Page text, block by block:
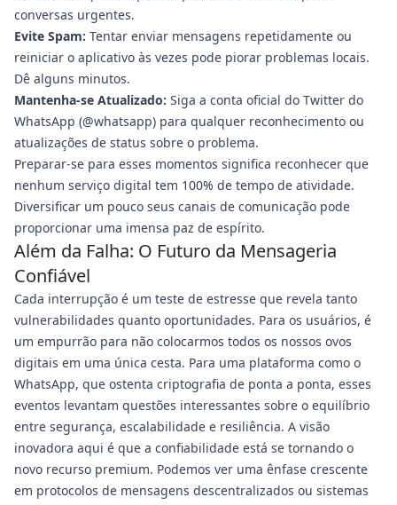
conversas urgentes.
Evite Spam: Tentar enviar mensagens repetidamente ou
reiniciar o aplicativo às vezes pode piorar problemas locais.
Dê alguns minutos.
Mantenha-se Atualizado: Siga a conta oficial do Twitter do
WhatsApp (@whatsapp) para qualquer reconhecimento ou
atualizações de status sobre o problema.
Preparar-se para esses momentos significa reconhecer que
nenhum serviço digital tem 100% de tempo de atividade.
Diversificar um pouco seus canais de comunicação pode
proporcionar uma imensa paz de espírito.
Além da Falha: O Futuro da Mensageria
Confiável
Cada interrupção é um teste de estresse que revela tanto
vulnerabilidades quanto oportunidades. Para os usuários, é
um empurrão para não colocarmos todos os nossos ovos
digitais em uma única cesta. Para uma plataforma como o
WhatsApp, que ostenta criptografia de ponta a ponta, esses
eventos levantam questões interessantes sobre o equilíbrio
entre segurança, escalabilidade e resiliência. A visão
inovadora aqui é que a confiabilidade está se tornando o
novo recurso premium. Podemos ver uma ênfase crescente
em protocolos de mensagens descentralizados ou sistemas